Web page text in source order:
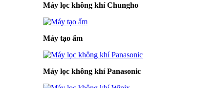
Máy lọc không khí Chungho
Máy tạo ẩm
Máy lọc không khí Panasonic